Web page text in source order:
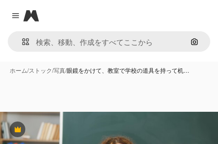
Close menu
Magnific
画像で
ホーム/ストック/写真/眼鏡をかけて、教室で学校の道具を持って机…
Premium